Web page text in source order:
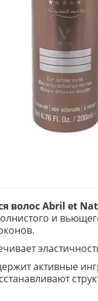
волос Abril et
и
активные